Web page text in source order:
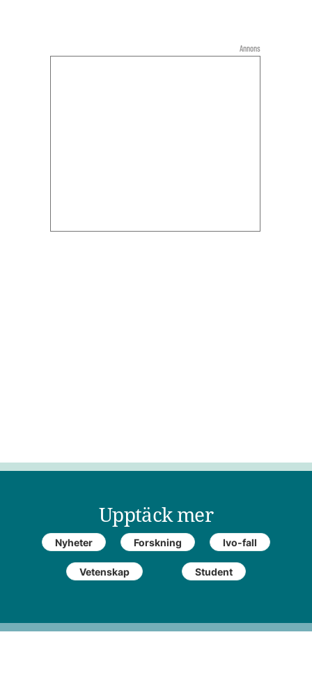
Upptäck mer
Nyheter Forskning Ivo-fall
Vetenskap Student
Annons